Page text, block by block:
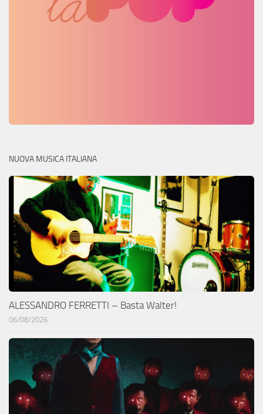
NUOVA MUSICA ITALIANA
ALESSANDRO FERRETTI – Basta Walter!
06/08/2026